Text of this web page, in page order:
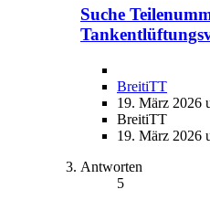
Suche
BreitiTT
19. März 2026
BreitiTT
19. März 2026
Antworten
5